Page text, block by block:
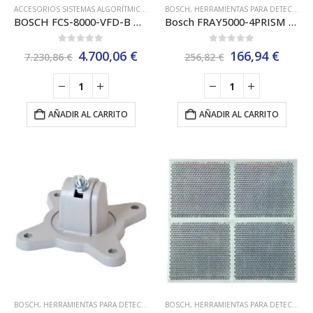
ACCESORIOS SISTEMAS ALGORÍTMICOS BOSCH EN54 ,BOSCH,CÁMARAS, CÁMARAS
BOSCH FCS-8000-VFD-B Detección de Incendios Basada en Vídeo AVIOTEC IP Starlight 8000
7.230,86€ El
precio
original
era:
7.230,86 €.
4.700,06 €El
4.700,06 €.
AÑADIR AL CARRITO
BOSCH, HERRAMIENTAS PARA DETECTOR DE LLAMAS
Bosch FRAY5000-4PRISM / Placa soporte para cuatro prismas
256,82€ El
precio
original
era:
256,82 €.
166,94 €El
AÑADIR AL CARRITO
BOSCH, HERRAMIENTAS PARA DETECTOR DE LLAMAS BOSCH, HERRAMIENTAS PARA DETECTOR DE LLAMAS